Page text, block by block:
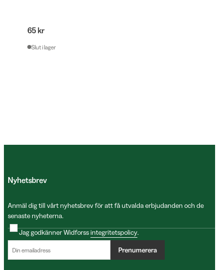
65 kr
Slut i lager
Nyhetsbrev
Anmäl dig till vårt nyhetsbrev för att få utvalda erbjudanden och de
senaste nyheterna.
Jag godkänner Widforssintegritetspolicy.
Prenumerera